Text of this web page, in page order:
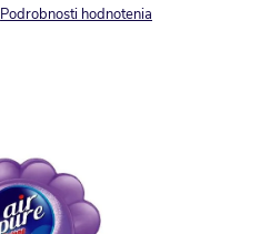
Podrobnosti hodnotenia